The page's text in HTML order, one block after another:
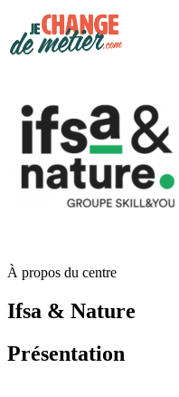
À propos du centre
Ifsa & Nature
Présentation